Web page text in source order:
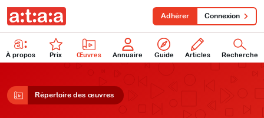
À propos Prix Œuvres Annuaire Guide Articles Recherche
Adhérer Connexion
Répertoire des œuvres